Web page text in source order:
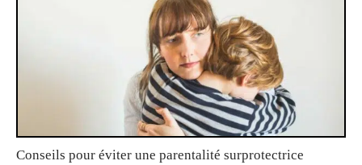
Conseils pour éviter une parentalité surprotectrice